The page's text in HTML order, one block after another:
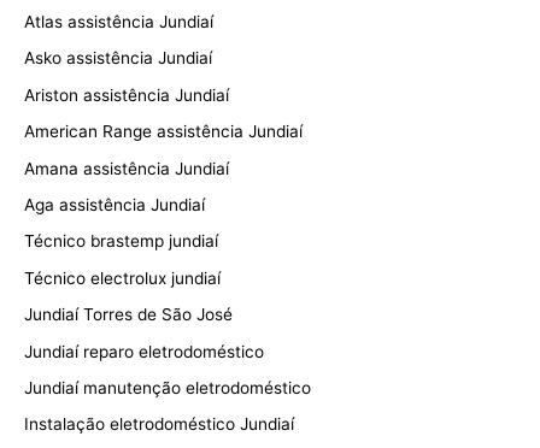
Atlas assistência Jundiaí
Asko assistência Jundiaí
Ariston assistência Jundiaí
American Range assistência Jundiaí
Amana assistência Jundiaí
Aga assistência Jundiaí
Técnico brastemp jundiaí
Técnico electrolux jundiaí
Jundiaí Torres de São José
Jundiaí reparo eletrodoméstico
Jundiaí manutenção eletrodoméstico
Instalação eletrodoméstico Jundiaí